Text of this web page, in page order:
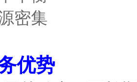
密集
优势